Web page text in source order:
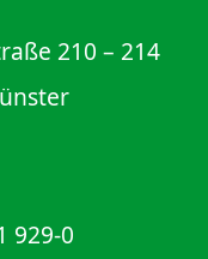
210 – 214
929-0